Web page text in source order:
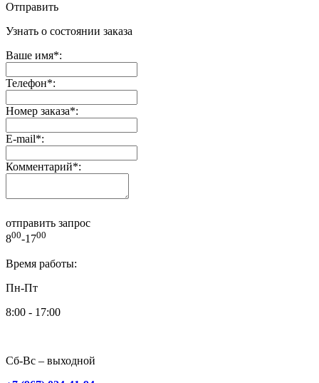
Отправить
Узнать о состоянии заказа
Ваше имя*:
Телефон*:
Номер заказа*:
E-mail*:
Комментарий*:
отправить запрос
800-1700
Время работы:
Пн-Пт
8:00 - 17:00
Сб-Вс – выходной